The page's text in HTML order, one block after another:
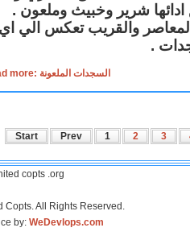
ادائها شرير وخبيث وملعون .
المعاصر والقريب تعكس الي اي
.
Read more: السجدات الملعونة
Start Prev 1 2 3
copts .org
All Rights Reserved.
by: WeDevlops.com